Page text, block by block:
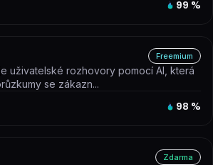
99 %
Freemium
uživatelské rozhovory pomocí AI, která
se zákazn...
98 %
Zdarma